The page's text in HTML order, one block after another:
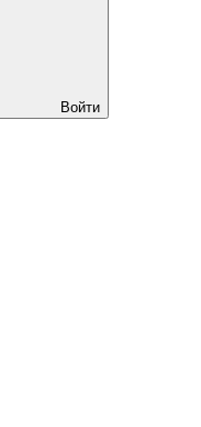
Войти